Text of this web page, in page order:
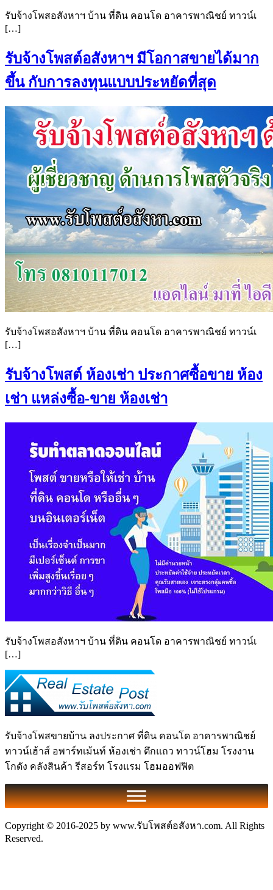
รับจ้างโพสอสังหาฯ บ้าน ที่ดิน คอนโด อาคารพาณิชย์ ทาวน์เ
[…]
รับจ้างโพสต์อสังหาฯ มีโอกาสขายได้มาก
ขึ้น กับการลงทุนแบบประหยัดที่สุด
รับจ้างโพสอสังหาฯ บ้าน ที่ดิน คอนโด อาคารพาณิชย์ ทาวน์เ
[…]
รับจ้างโพสต์ ห้องเช่า ประกาศซื้อขาย ห้อง
เช่า แหล่งซื้อ-ขาย ห้องเช่า
รับจ้างโพสอสังหาฯ บ้าน ที่ดิน คอนโด อาคารพาณิชย์ ทาวน์เ
[…]
รับจ้างโพสขายบ้าน ลงประกาศ ที่ดิน คอนโด อาคารพาณิชย์
ทาวน์เฮ้าส์ อพาร์ทเม้นท์ ห้องเช่า ตึกแถว ทาวน์โฮม โรงงาน
โกดัง คลังสินค้า รีสอร์ท โรงแรม โฮมออฟฟิต
Copyright © 2016-2025 by www.รับโพสต์อสังหา.com. All Rights
Reserved.